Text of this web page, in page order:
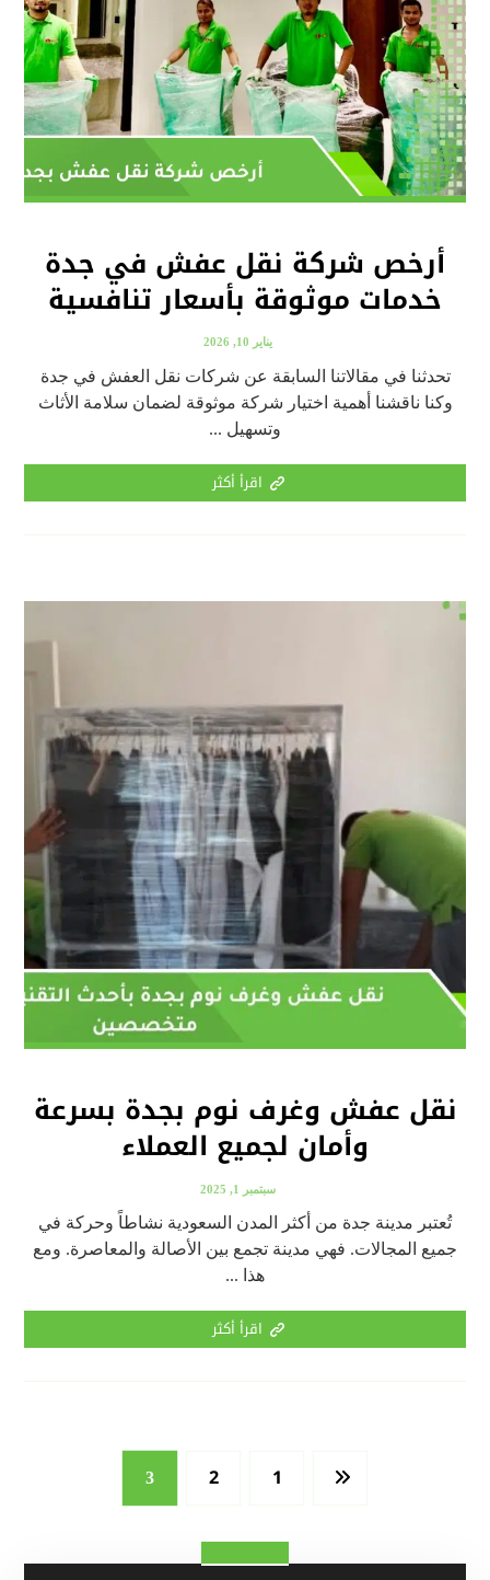
أرخص شركة نقل عفش في جدة
خدمات موثوقة بأسعار تنافسية
يناير 10, 2026
تحدثنا في مقالاتنا السابقة عن شركات نقل العفش في جدة
وكنا ناقشنا أهمية اختيار شركة موثوقة لضمان سلامة الأثاث
وتسهيل ...
اقرأ أكثر
نقل عفش وغرف نوم بجدة بسرعة
وأمان لجميع العملاء
سبتمبر 1, 2025
تُعتبر مدينة جدة من أكثر المدن السعودية نشاطاً وحركة في
جميع المجالات. فهي مدينة تجمع بين الأصالة والمعاصرة. ومع
هذا ...
اقرأ أكثر
1
2
3